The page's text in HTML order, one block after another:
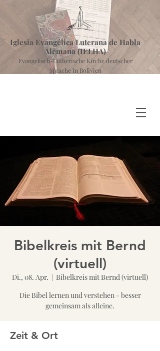
Iglesia Evangélica Luterana de Habla
Alemana (IELHA)
Evangelisch-Lutherische Kirche deutscher
Sprache in Bolivien
Bibelkreis mit Bernd
(virtuell)
Di., 08. Apr.
  |
Bibelkreis mit Bernd (virtuell)
Die Bibel lernen und verstehen - besser
gemeinsam als alleine.
Zeit & Ort